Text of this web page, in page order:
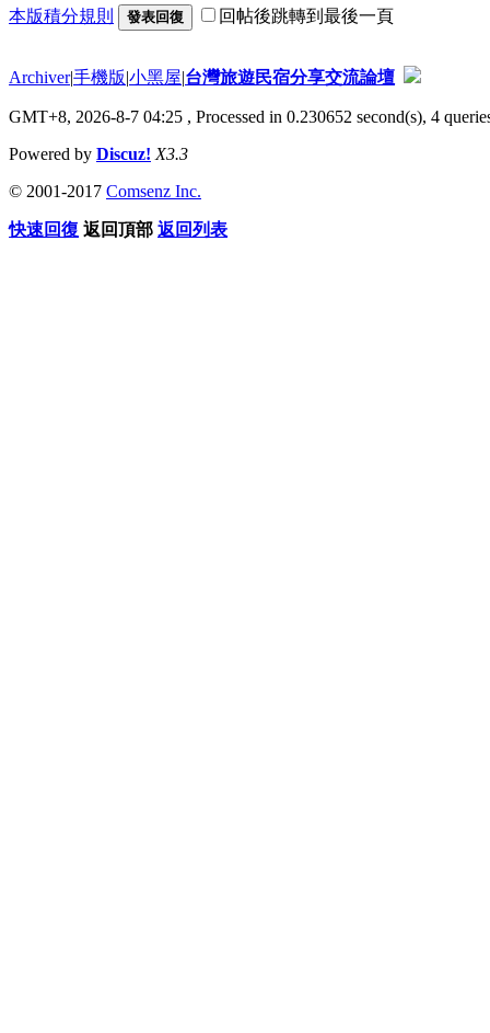
本版積分規則 發表回復 回帖後跳轉到最後一頁
Archiver|手機版|小黑屋|台灣旅遊民宿分享交流論壇
GMT+8, 2026-8-7 04:25 , Processed in 0.230652 second(s), 4
Powered by Discuz! X3.3
© 2001-2017 Comsenz Inc.
快速回復 返回頂部 返回列表